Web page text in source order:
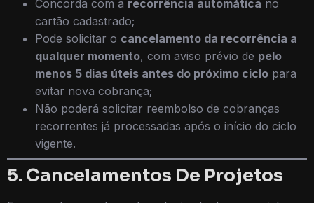
Concorda com a recorrência automática no
cartão cadastrado;
Pode solicitar o cancelamento da recorrência a
qualquer momento, com aviso prévio de pelo
menos 5 dias úteis antes do próximo ciclo para
evitar nova cobrança;
Não poderá solicitar reembolso de cobranças
recorrentes já processadas após o início do ciclo
vigente.
5. Cancelamentos De Projetos